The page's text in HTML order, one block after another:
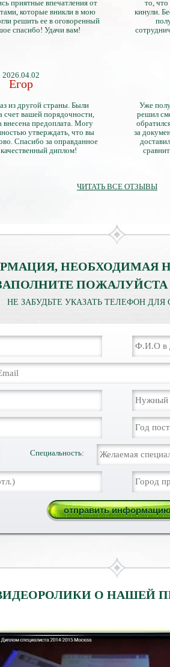
приятные впечатления от
которые вникли в мою
решить ее в оговоренный
спасибо! Удачи вам!
то, что
кинули.
2026.04.02
Егор
из другой страны. Были
счет вашей порядочности,
внесена предоплата. Могу
утверждать, что вы
Спасибо за оправданное
диплом!
Уже
решил
за
ЧИТАТЬ ВСЕ ОТЗЫВЫ
НЕОБХОДИМАЯ
ПОЖАЛУЙСТА
НЕ ЗАБУДЬТЕ УКАЗАТЬ ТЕЛЕФОН ДЛЯ
Специальность:
О НАШЕЙ